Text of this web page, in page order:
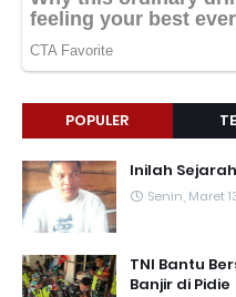
POPULER
Inilah
Senin, Maret
TNI Bantu
Banjir di Pidie